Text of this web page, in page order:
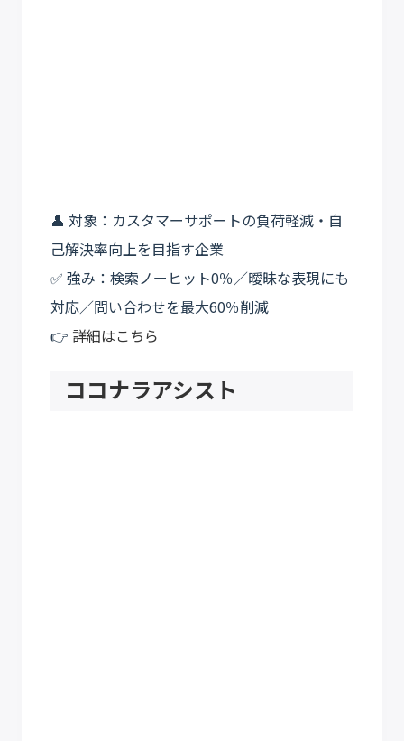
👤 対象：カスタマーサポートの負荷軽減・自
己解決率向上を目指す企業
✅ 強み：検索ノーヒット0％／曖昧な表現にも
対応／問い合わせを最大60％削減
👉 詳細はこちら
ココナラアシスト